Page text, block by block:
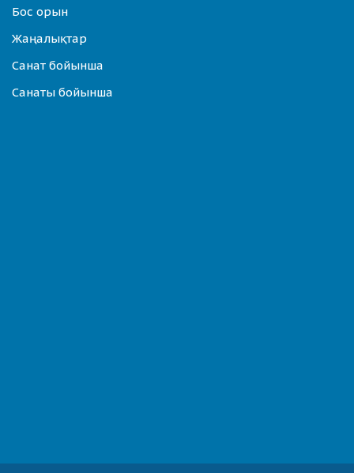
Бос орын
Жаңалықтар
Санат бойынша
Санаты бойынша